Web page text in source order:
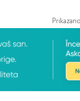
Prikazano